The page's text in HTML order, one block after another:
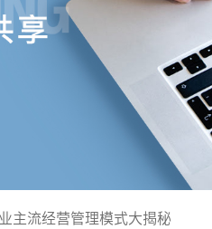
主流经营管理模式大揭秘